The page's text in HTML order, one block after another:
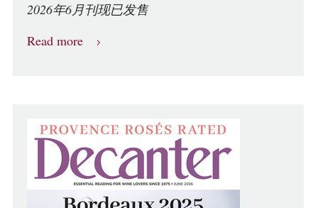
2026年6月刊现已发售
Read more